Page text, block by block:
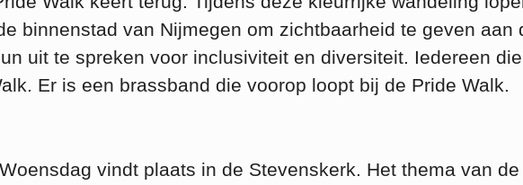
binnenstad van Nijmegen om zichtbaarheid te geven aan
uit te spreken voor inclusiviteit en diversiteit. Iedereen
Er is een brassband die voorop loopt bij de Pride Walk.
vindt plaats in de Stevenskerk. Het thema van de